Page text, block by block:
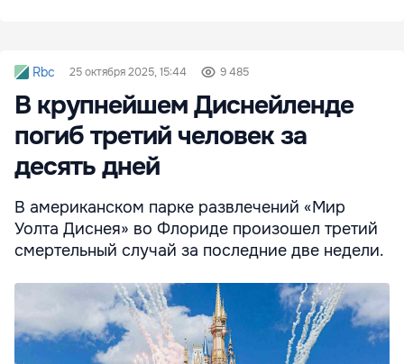
Rbc 25 октября 2025, 15:44 9 485
В крупнейшем Диснейленде
погиб третий человек за
десять дней
В американском парке развлечений «Мир
Уолта Диснея» во Флориде произошел третий
смертельный случай за последние две недели.